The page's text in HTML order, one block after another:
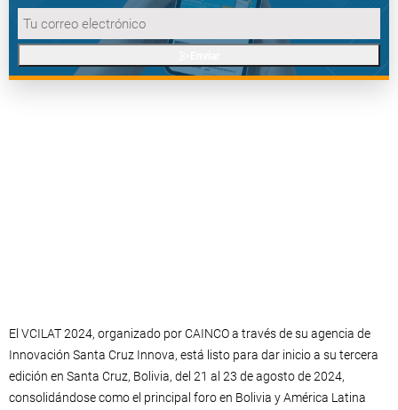
El VCILAT 2024, organizado por CAINCO a través de su agencia de
Innovación Santa Cruz Innova, está listo para dar inicio a su tercera
edición en Santa Cruz, Bolivia, del 21 al 23 de agosto de 2024,
consolidándose como el principal foro en Bolivia y América Latina